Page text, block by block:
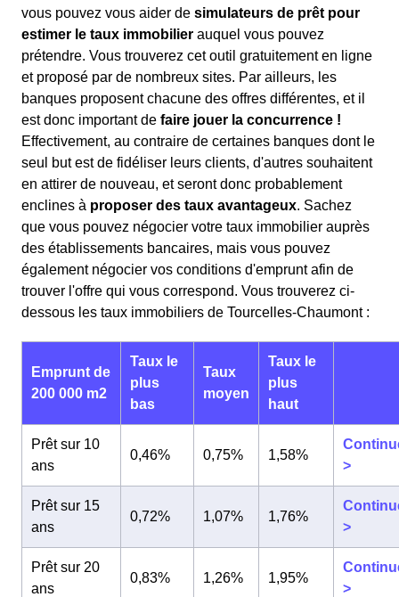
vous pouvez vous aider de simulateurs de prêt pour
estimer le taux immobilier auquel vous pouvez
prétendre. Vous trouverez cet outil gratuitement en ligne
et proposé par de nombreux sites. Par ailleurs, les
banques proposent chacune des offres différentes, et il
est donc important de faire jouer la concurrence !
Effectivement, au contraire de certaines banques dont le
seul but est de fidéliser leurs clients, d'autres souhaitent
en attirer de nouveau, et seront donc probablement
enclines à proposer des taux avantageux. Sachez
que vous pouvez négocier votre taux immobilier auprès
des établissements bancaires, mais vous pouvez
également négocier vos conditions d'emprunt afin de
trouver l'offre qui vous correspond. Vous trouverez ci-
dessous les taux immobiliers de Tourcelles-Chaumont :
Emprunt de
200 000 m2
Taux le
plus
bas
Taux
moyen
Taux le
plus
haut
Prêt sur 10
ans
0,46% 0,75% 1,58%
>
Prêt sur 15
ans
0,72% 1,07% 1,76%
>
Prêt sur 20
ans
0,83% 1,26% 1,95%
>